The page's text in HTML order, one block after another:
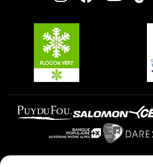
Plagne Villages
Plagne Aime 2000